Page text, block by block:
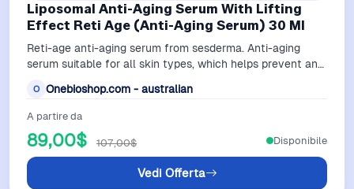
Liposomal Anti-Aging Serum With Lifting
Effect Reti Age (Anti-Aging Serum) 30 Ml
Reti-age anti-aging serum from sesderma. Anti-aging
serum suitable for all skin types, which helps prevent and
O Onebioshop.com - australian
A partire da
89,00$ 107,00$
Vedi Offerta
Disponibile